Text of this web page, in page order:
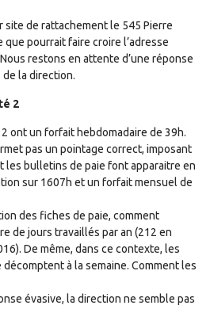
de rattachement le 545 Pierre
pourrait faire croire l’adresse
restons en attente d’une réponse
la direction.
2
ont un forfait hebdomadaire de 39h.
pas un pointage correct, imposant
les bulletins de paie font apparaitre en
sur 1607h et un forfait mensuel de
des fiches de paie, comment
de jours travaillés par an (212 en
De même, dans ce contexte, les
à la semaine. Comment les
évasive, la direction ne semble pas